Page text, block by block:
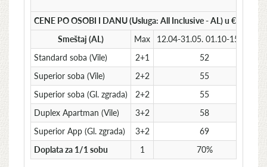
CENE PO OSOBI I DANU (Usluga: All Inclusive - AL) u €
Smeštaj (AL)
Max 12.04-31.05. 01.10-15.10.
Standard soba (Vile)
2+1
52
Superior soba (Vile)
2+2
55
Superior soba (Gl. zgrada)
2+2
55
Duplex Apartman (Vile)
3+2
58
Superior App (Gl. zgrada)
3+2
69
Doplata za 1/1 sobu
1 70%